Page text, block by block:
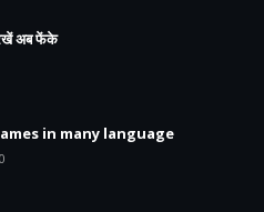
अब फेंके
in many language